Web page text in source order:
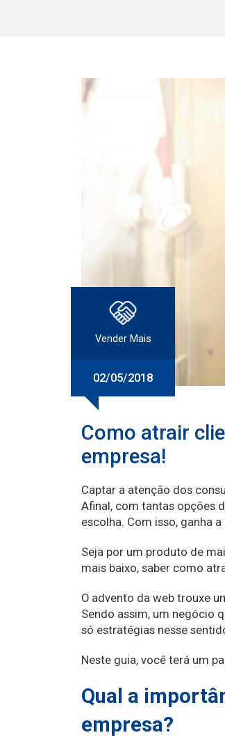
Vender Mais
02/05/2018
Como atrair
empresa!
Captar a atenção dos
Afinal, com tantas opções
escolha. Com isso, ganha
Seja por um produto de
mais baixo, saber como
O advento da web trouxe
Sendo assim, um negócio
só estratégias nesse
Neste guia, você terá um
Qual a
empresa?